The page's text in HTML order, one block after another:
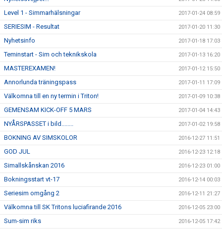
Level 1 - Simmarhälsningar 2017-01-24 08:59
SERIESIM - Resultat 2017-01-20 11:30
Nyhetsinfo 2017-01-18 17:03
Teminstart - Sim och teknikskola 2017-01-13 16:20
MASTEREXAMEN! 2017-01-12 15:50
Annorlunda träningspass 2017-01-11 17:09
Välkomna till en ny termin i Triton! 2017-01-09 10:38
GEMENSAM KICK-OFF 5 MARS 2017-01-04 14:43
NYÅRSPASSET i bild........ 2017-01-02 19:58
BOKNING AV SIMSKOLOR 2016-12-27 11:51
GOD JUL 2016-12-23 12:18
Simallskånskan 2016 2016-12-23 01:00
Bokningsstart vt-17 2016-12-14 00:03
Seriesim omgång 2 2016-12-11 21:27
Välkomna till SK Tritons luciafirande 2016 2016-12-05 23:00
Sum-sim riks 2016-12-05 17:42